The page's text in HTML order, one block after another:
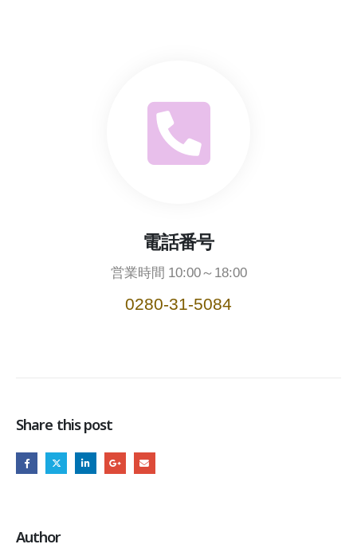
電話番号
営業時間 10:00～18:00
0280-31-5084
Share this post
Author